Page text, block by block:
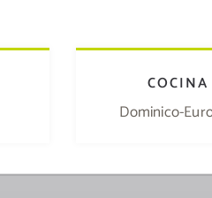
COCINA
Dominico-